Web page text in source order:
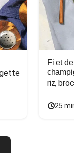
Filet de
riz,
25